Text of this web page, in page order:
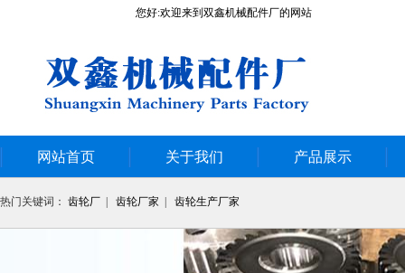
您好:欢迎来到双鑫机械配件厂的网站
网站首页 关于我们 产品展示
热门关键词： 齿轮厂 齿轮厂家 齿轮生产厂家